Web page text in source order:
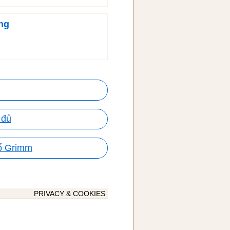
Grimm
PRIVACY & COOKIES